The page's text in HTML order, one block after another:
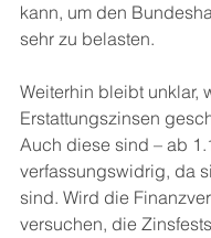
kann, um den
sehr zu belasten.
Weiterhin bleibt unklar,
Erstattungszinsen
Auch diese sind – ab
verfassungswidrig, da
sind. Wird die
versuchen, die